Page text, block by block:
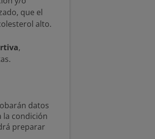
que el
alto.
,
datos
la condición
preparar